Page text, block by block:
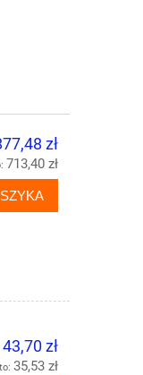
zł
713,40 zł
43,70 zł
35,53 zł